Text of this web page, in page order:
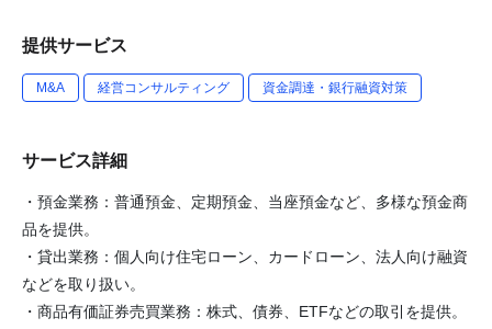
提供サービス
M&A 経営コンサルティング 資金調達・銀行融資対策
サービス詳細
・預金業務：普通預金、定期預金、当座預金など、多様な預金商
品を提供。
・貸出業務：個人向け住宅ローン、カードローン、法人向け融資
などを取り扱い。
・商品有価証券売買業務：株式、債券、ETFなどの取引を提供。